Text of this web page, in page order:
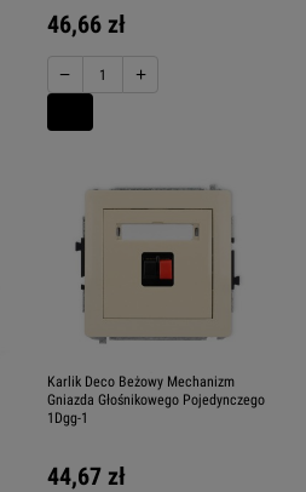
46,66 zł
− +
Karlik Deco Beżowy Mechanizm
Gniazda Głośnikowego Pojedynczego
1Dgg-1
44,67 zł